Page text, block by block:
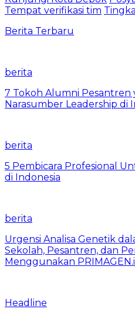
Tempat verifikasi tim
Berita Terbaru
berita
7 Tokoh Alumni Pesantren
Narasumber Leadership di
berita
5 Pembicara Profesional
di Indonesia
berita
Urgensi Analisa Genetik
Sekolah, Pesantren, dan
Menggunakan
Headline